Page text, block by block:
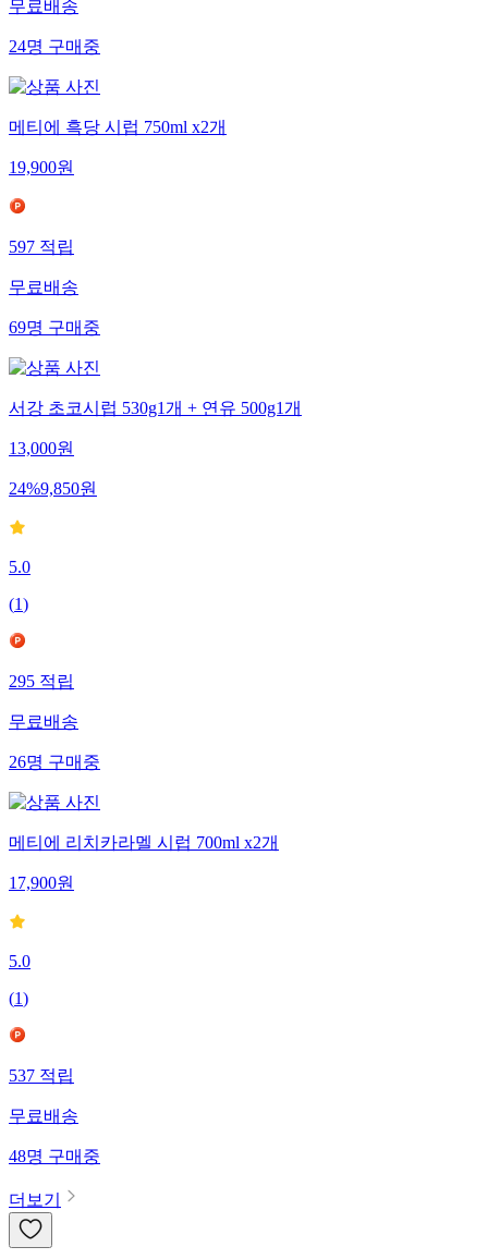
무료배송
24명구매중
메티에 흑당 시럽 750ml x2개
19,900원
597적립
무료배송
69명구매중
서강 초코시럽 530g1개 + 연유 500g1개
13,000원
24%9,850원
5.0
(1)
295적립
무료배송
26명구매중
메티에 리치카라멜 시럽 700ml x2개
17,900원
5.0
(1)
537적립
무료배송
48명구매중
더보기